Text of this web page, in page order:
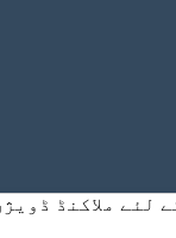
لئے ملاکنڈ